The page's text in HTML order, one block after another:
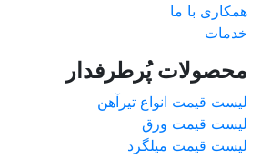
همکاری با ما
خدمات
محصولات پُرطرفدار
لیست قیمت انواع تیرآهن
لیست قیمت ورق
لیست قیمت میلگرد